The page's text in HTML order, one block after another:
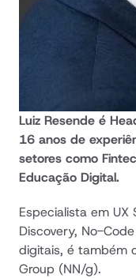
Luiz Resende é
16 anos de
setores como
Educação Digital.
Especialista em
Discovery, No-
digitais, é também
Group (NN/g).